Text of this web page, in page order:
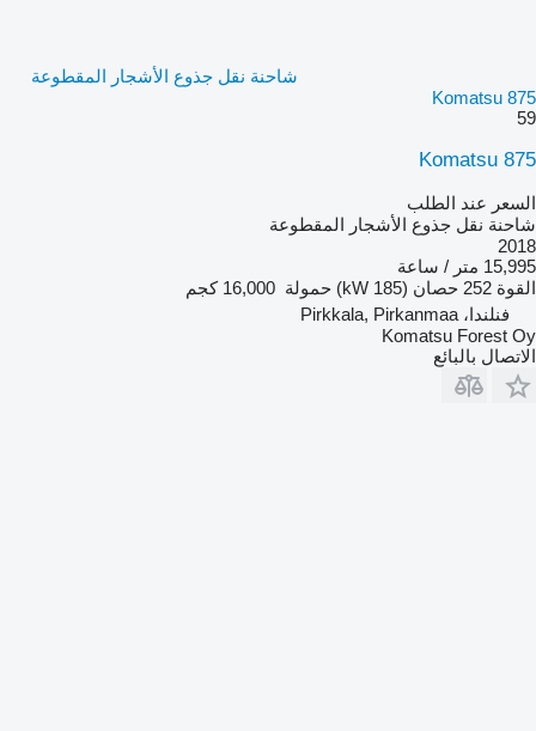
شاحنة نقل جذوع الأشجار المقطوعة
Komatsu 875
59
Komatsu 875
السعر عند الطلب
شاحنة نقل جذوع الأشجار المقطوعة
2018
15,995 متر / ساعة
القوة 252 حصان (185 kW) حمولة 16,000 كجم
فنلندا، Pirkkala, Pirkanmaa
Komatsu Forest Oy
الاتصال بالبائع